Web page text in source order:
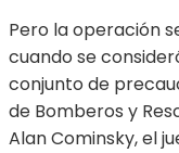
Pero la operación
cuando se
conjunto de
de Bomberos y
Alan Cominsky, el